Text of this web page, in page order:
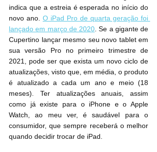
indica que a estreia é esperada no início do
novo ano. O iPad Pro de quarta geração foi
lançado em março de 2020 . Se a gigante de
Cupertino lançar mesmo seu novo tablet em
sua versão Pro no primeiro trimestre de
2021, pode ser que exista um novo ciclo de
atualizações, visto que, em média, o produto
é atualizado a cada um ano e meio (18
meses). Ter atualizações anuais, assim
como já existe para o iPhone e o Apple
Watch, ao meu ver, é saudável para o
consumidor, que sempre receberá o melhor
quando decidir trocar de iPad.